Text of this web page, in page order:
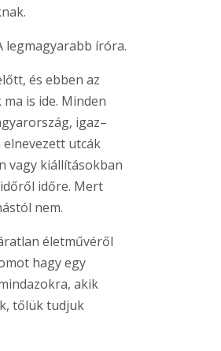
legmagyarabb íróra.
és ebben az
is ide. Minden
igaz–
elnevezett utcák
vagy kiállításokban
időre. Mert
nem.
életművéről
hagy egy
akik
tőlük tudjuk